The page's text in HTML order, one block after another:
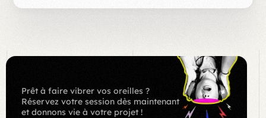
Prêt à faire vibrer vos oreilles ?
Réservez votre session dès maintenant
et donnons vie à votre projet !